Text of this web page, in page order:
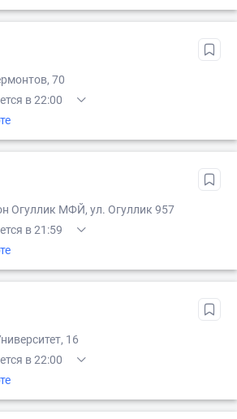
70
в 22:00
Огуллик МФЙ, ул. Огуллик 957
в 21:59
16
в 22:00